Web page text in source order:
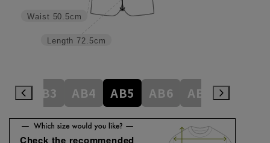
Length 72.5cm
Waist 50.5cm
A8 AB3 AB4 AB5 AB6 AB7 AB8
Check the recommended